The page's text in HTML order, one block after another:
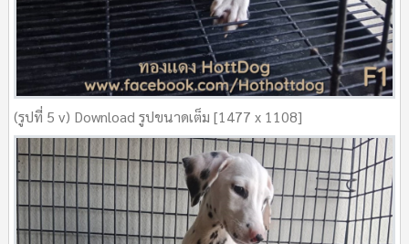
(รูปที่ 5 v) Download รูปขนาดเต็ม [1477 x 1108]